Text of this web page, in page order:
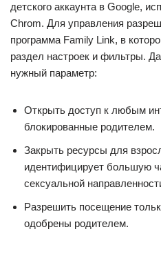
детского аккаунта в Google,
Chrom. Для управления
программа Family Link, в
раздел настроек и фильтры.
нужный параметр:
Открыть доступ к любым
блокированные родителем.
Закрыть ресурсы для
идентифицирует большую
сексуальной
Разрешить посещение
одобрены родителем.